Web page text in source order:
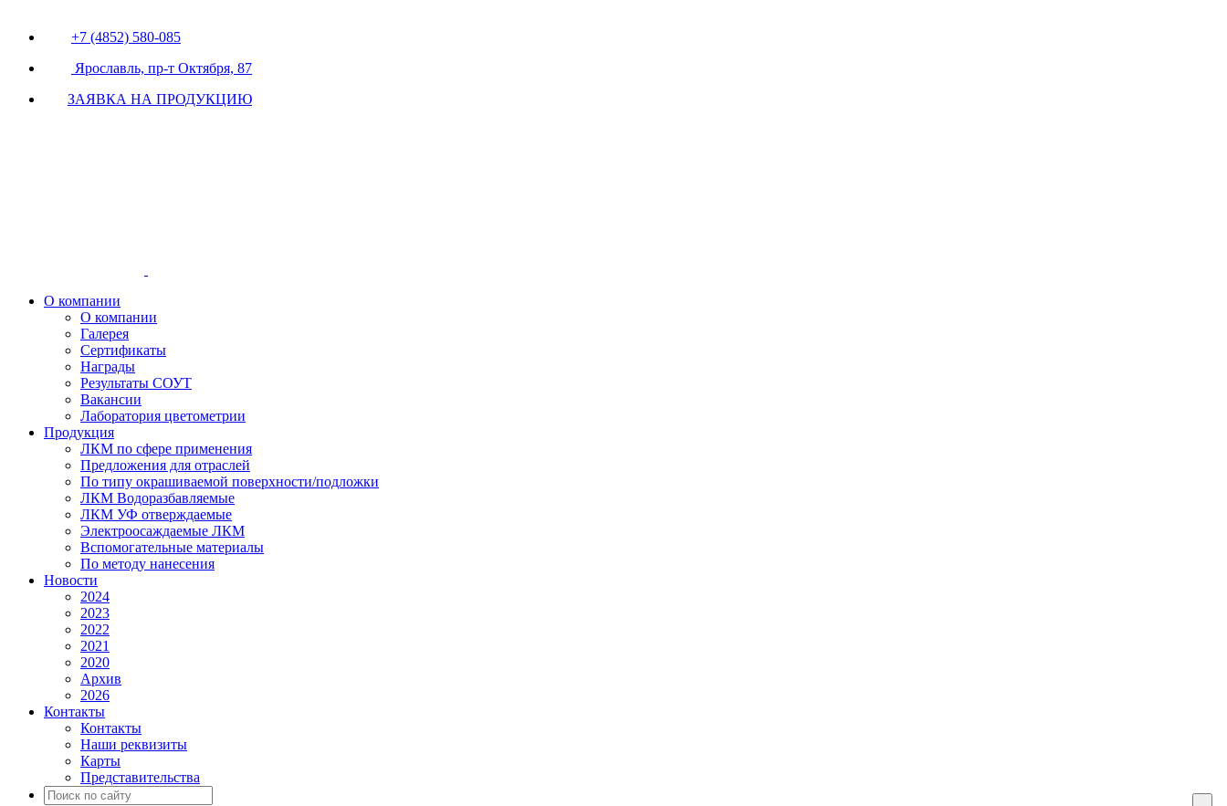
+7 (4852) 580-085
Ярославль, пр-т Октября, 87
ЗАЯВКА НА ПРОДУКЦИЮ
О компании
О компании
Галерея
Сертификаты
Награды
Результаты СОУТ
Вакансии
Лаборатория цветометрии
Продукция
ЛКМ по сфере применения
Предложения для отраслей
По типу окрашиваемой поверхности/подложки
ЛКМ Водоразбавляемые
ЛКМ УФ отверждаемые
Электроосаждаемые ЛКМ
Вспомогательные материалы
По методу нанесения
Новости
2024
2023
2022
2021
2020
Архив
2026
Контакты
Контакты
Наши реквизиты
Карты
Представительства